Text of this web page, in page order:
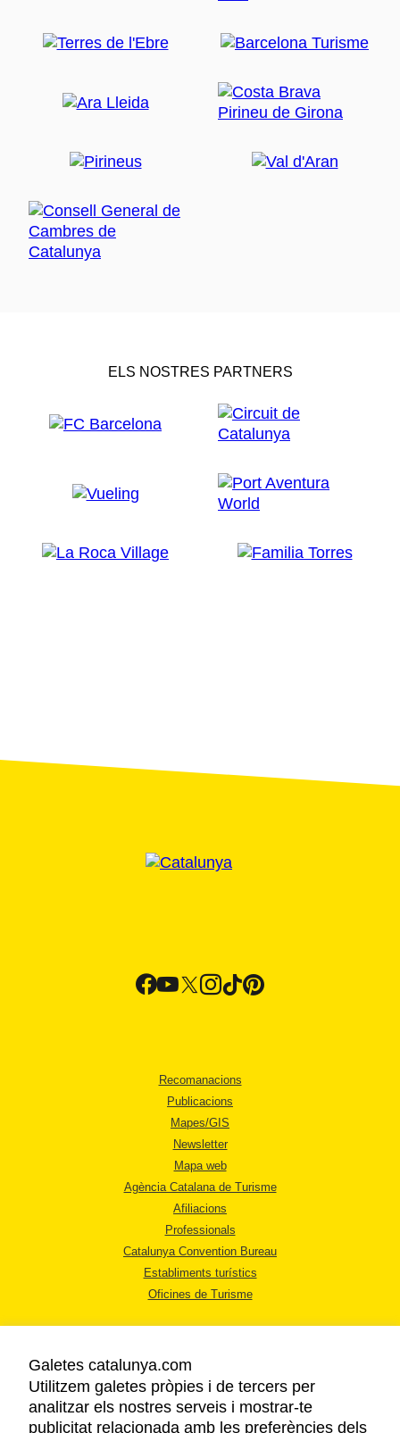
ELS NOSTRES PARTNERS
Recomanacions
Publicacions
Mapes/GIS
Newsletter
Mapa web
Agència Catalana de Turisme
Afiliacions
Professionals
Catalunya Convention Bureau
Establiments turístics
Oficines de Turisme
AVÍS LEGAL
Galetes catalunya.com
Utilitzem galetes pròpies i de tercers per
analitzar els nostres serveis i mostrar-te
publicitat relacionada amb les preferències dels